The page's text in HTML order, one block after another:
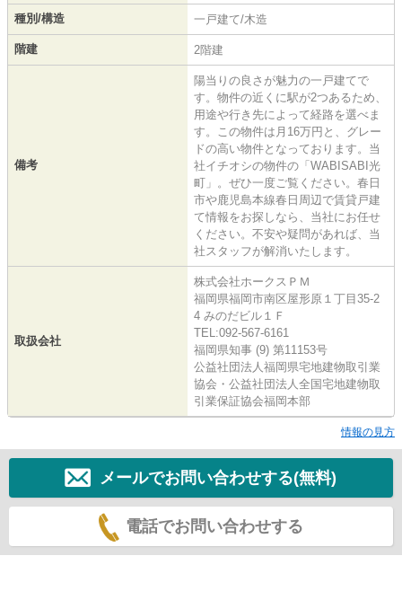
種別/構造 一戸建て/木造
階建 2階建
備考
陽当りの良さが魅力の一戸建てで
す。物件の近くに駅が2つあるため、
用途や行き先によって経路を選べま
す。この物件は月16万円と、グレー
ドの高い物件となっております。当
社イチオシの物件の「WABISABI光
町」。ぜひ一度ご覧ください。春日
市や鹿児島本線春日周辺で賃貸戸建
て情報をお探しなら、当社にお任せ
ください。不安や疑問があれば、当
社スタッフが解消いたします。
取扱会社
株式会社ホークスＰＭ
福岡県福岡市南区屋形原１丁目35-2
4 みのだビル１Ｆ
TEL:092-567-6161
福岡県知事 (9) 第11153号
公益社団法人福岡県宅地建物取引業
協会・公益社団法人全国宅地建物取
引業保証協会福岡本部
情報の見方
メールでお問い合わせする(無料)
電話でお問い合わせする